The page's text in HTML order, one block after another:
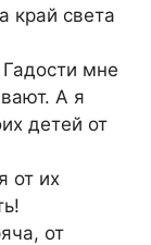
край света
мне
А я
детей от
от их
от